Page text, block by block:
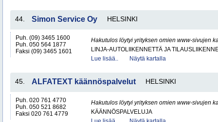
44. Simon Service Oy HELSINKI
Puh. (09) 3465 1600
Puh. 050 564 1877
Faksi (09) 3465 1601
Hakutulos löytyi yrityksen omien www-sivujen
LINJA-AUTOLIIKENNETTÄ JA
Lue lisää..
Näytä kartalla
45. ALFATEXT käännöspalvelut HELSINKI
Puh. 020 761 4770
Puh. 050 521 8682
Faksi 020 761 4779
Hakutulos löytyi yrityksen omien www-sivujen
KÄÄNNÖSPALVELUJA